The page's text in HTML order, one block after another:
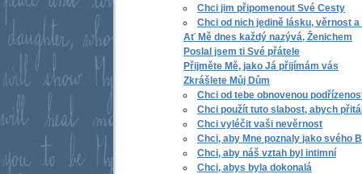
Chci jim připomenout Své Cesty
Chci od nich jedině lásku, věrnost
Ať Mě dnes každý nazývá, Ženichem
Poslal jsem ti Své přátele
Přijměte Mě, jako Já přijímám vás
Zkrášlete Můj Dům
Chci od tebe obnovenou
Chci použít tuto slabost, abych
Chci vyléčit vaši nevěrnost
Chci, aby Mne poznaly jako svého
Chci, aby náš vztah byl intimní
Chci, abys byla dokonalá